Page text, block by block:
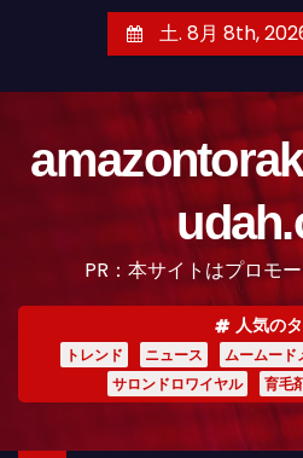
土. 8月 8th,
PR：本サイトはプロモ
人気の
トレンド ニュース ムームード
サロンドロワイヤル
育毛